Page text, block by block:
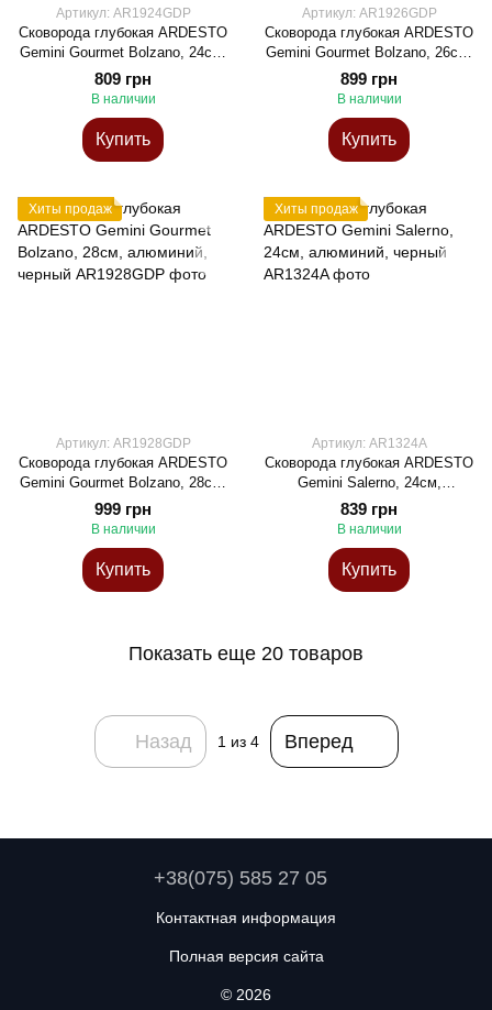
Артикул: AR1924GDP
Сковорода глубокая ARDESTO
Gemini Gourmet Bolzano, 24см,
алюминий, черный
809 грн
В наличии
Купить
Артикул: AR1926GDP
Сковорода глубокая ARDESTO
Gemini Gourmet Bolzano, 26см,
алюминий, черный
899 грн
В наличии
Купить
Хиты продаж
Артикул: AR1928GDP
Сковорода глубокая ARDESTO
Gemini Gourmet Bolzano, 28см,
алюминий, черный
999 грн
В наличии
Купить
Хиты продаж
Артикул: AR1324A
Сковорода глубокая ARDESTO
Gemini Salerno, 24см,
алюминий, черный
839 грн
В наличии
Купить
Показать еще 20 товаров
Назад 1 из 4 Вперед
+38(075) 585 27 05
Контактная информация
Полная версия сайта
© 2026